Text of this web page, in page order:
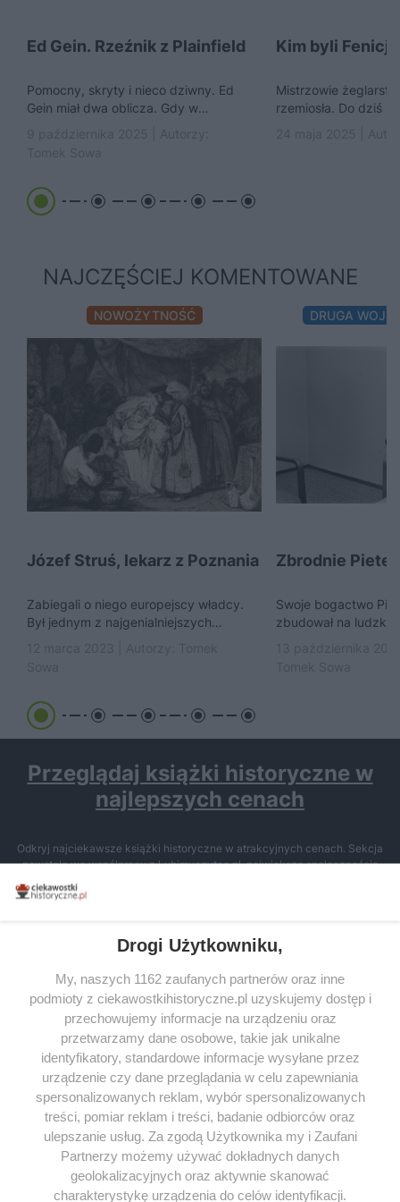
Ed Gein. Rzeźnik z Plainfield
Pomocny, skryty i nieco dziwny. Ed
Gein miał dwa oblicza. Gdy w
Kim byli
Mistrzowie
rzemiosła. Do dziś
NAJCZĘŚCIEJ KOMENTOWANE
NOWOŻYTNOŚĆ
Józef Struś, lekarz z Poznania
Zabiegali o niego europejscy władcy.
Był jednym z najgenialniejszych
DRUGA
Zbrodnie
Swoje bogactwo
zbudował na
Przeglądaj książki historyczne w
najlepszych cenach
Odkryj najciekawsze książki historyczne w atrakcyjnych cenach. Sekcja
powstała we współpracy z Lubimyczytac.pl, największą społecznością
miłośników literatury w Polsce – dzięki temu możesz wybierać spośród
tytułów najwyżej ocenianych przez czytelników.
SERWIS
SPOŁECZNOŚĆ
WSPÓŁPRACA
KONTAKT
ODWIEDŹ RÓWNIEŻ:
Drogi Użytkowniku,
My, naszych 1162 zaufanych partnerów oraz inne
podmioty z ciekawostkihistoryczne.pl uzyskujemy dostęp i
przechowujemy informacje na urządzeniu oraz
przetwarzamy dane osobowe, takie jak unikalne
identyfikatory, standardowe informacje wysyłane przez
urządzenie czy dane przeglądania w celu zapewniania
spersonalizowanych reklam, wybór spersonalizowanych
treści, pomiar reklam i treści, badanie odbiorców oraz
ulepszanie usług. Za zgodą Użytkownika my i Zaufani
Partnerzy możemy używać dokładnych danych
geolokalizacyjnych oraz aktywnie skanować
charakterystykę urządzenia do celów identyfikacji.